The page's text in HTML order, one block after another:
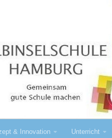
& Innovation Unterricht